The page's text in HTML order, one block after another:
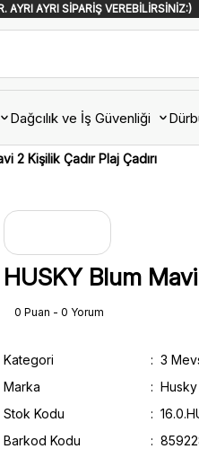
AYRI AYRI SİPARİŞ VEREBİLİRSİNİZ:)
Dağcılık ve İş Güvenliği
2 Kişilik Çadır Plaj Çadırı
HUSKY Blum Mavi
0 Puan - 0 Yorum
Kategori
3
Marka
Husky
Stok Kodu
Barkod Kodu